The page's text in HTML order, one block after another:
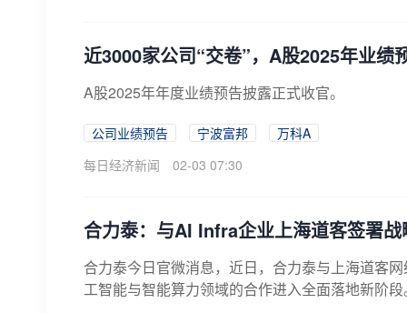
近3000家公司“交卷”，A股2025年业绩
A股2025年年度业绩预告披露正式收官。
公司业绩预告 宁波富邦
万科A
每日经济新闻
02-03 07:30
合力泰：与AI Infra企业上海道客签署
合力泰今日官微消息，近日，合力泰与上海道客
工智能与智能算力领域的合作进入全面落地新阶